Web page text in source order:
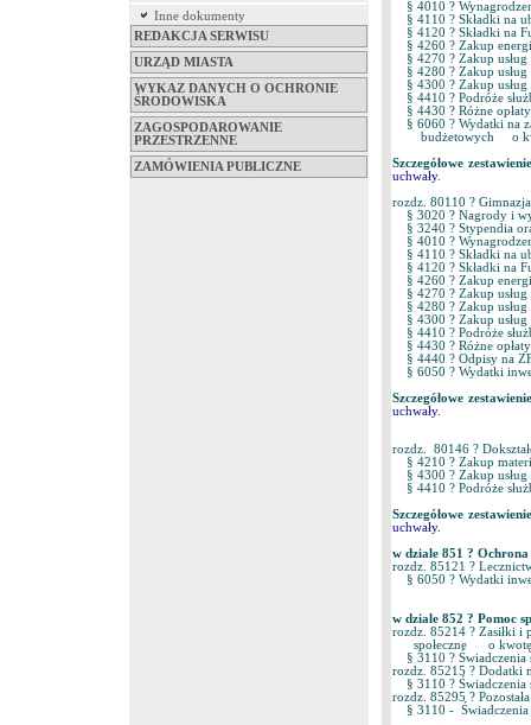
Inne dokumenty
REDAKCJA SERWISU
URZĄD MIASTA
WYKAZ DANYCH O OCHRONIE
ŚRODOWISKA
ZAGOSPODAROWANIE
PRZESTRZENNE
ZAMÓWIENIA PUBLICZNE
§ 4010 ?
§ 4110 ? Składki na
§ 4120 ? Składki na
§ 4260 ? Zakup
§ 4270 ? Zakup
§ 4280 ? Zakup
§ 4300 ? Zakup
§ 4410 ? Podróże
§ 4430 ? Różne
§ 6060 ? Wydatki na
budżetowych o
Szczegółowe
uchwały.
rozdz. 80110 ?
§ 3020 ? Nagrody i
§ 3240 ? Stypendia
§ 4010 ?
§ 4110 ? Składki na
§ 4120 ? Składki na
§ 4260 ? Zakup
§ 4270 ? Zakup
§ 4280 ? Zakup
§ 4300 ? Zakup
§ 4410 ? Podróże
§ 4430 ? Różne
§ 4440 ? Odpisy na
§ 6050 ? Wydatki
Szczegółowe
uchwały.
rozdz. 80146 ?
§ 4210 ? Zakup
§ 4300 ? Zakup
§ 4410 ? Podróże
Szczegółowe
uchwały.
w dziale 851 ?
rozdz. 85121 ?
§ 6050 ? Wydatki
w dziale 852 ? Pomoc
rozdz. 85214 ? Zasiłki i
społeczne o kwotę
§ 3110 ?
rozdz. 85215 ?
§ 3110 ? Świadczenia
rozdz. 85295 ?
§ 3110 - Świadczenia